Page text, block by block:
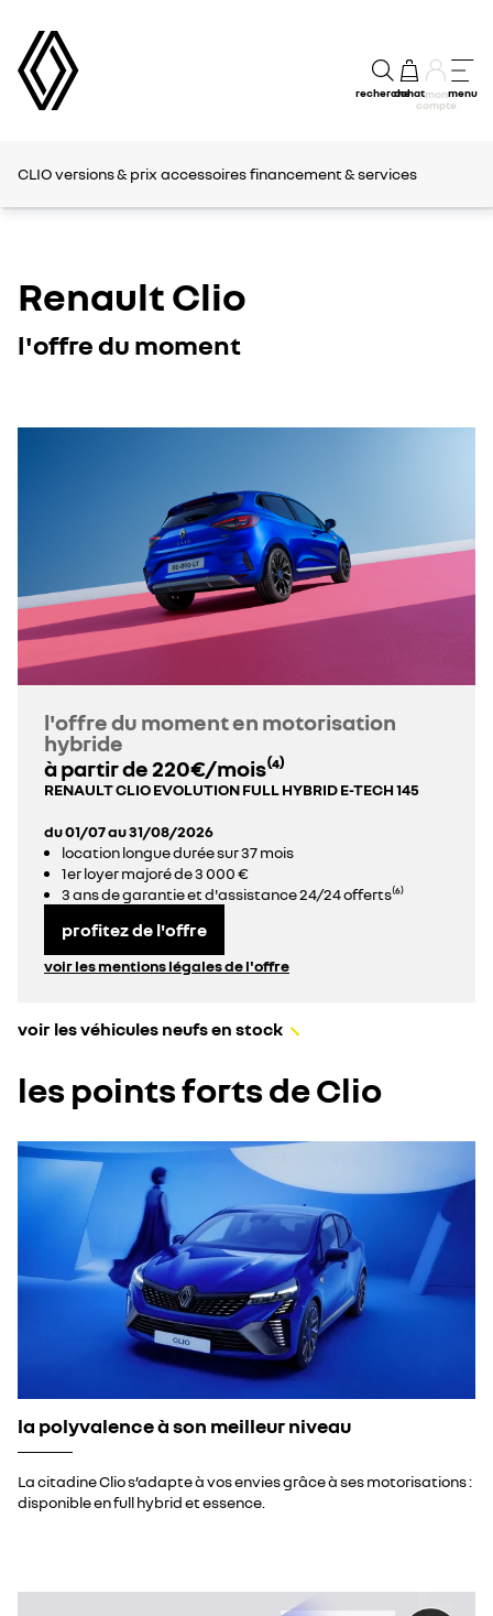
rechercheachatmon
compte
menu
CLIOversions & prix accessoiresfinancement & services
Renault Clio
l'offre du moment
l'offre du moment en motorisation
hybride
à partir de 220€/mois⁽⁴⁾
RENAULT CLIO EVOLUTION FULL HYBRID E-TECH 145
du 01/07 au 31/08/2026
location longue durée sur 37 mois
1er loyer majoré de 3 000 €
3 ans de garantie et d'assistance 24/24 offerts⁽⁶⁾
profitez de l'offre
voir les mentions légales de l'offre
voir les véhicules neufs en stock
les points forts de Clio
la polyvalence à son meilleur niveau
La citadine Clio s’adapte à vos envies grâce à ses motorisations :
disponible en full hybrid et essence.